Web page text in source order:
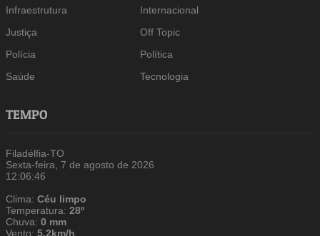
Infraestrutura
Internacional
Justiça
Off Topic
Polícia
Política
Saúde
Tecnologia
TEMPO
Filadélfia-TO
Sexta-feira, 7 de agosto de 2026
12:06:47
Clima:Céu limpo
Temperatura:28º
Chuva:0 mm
Vento:5.2km/h